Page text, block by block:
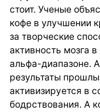
стоит. Ученые
кофе в улучшении
за творческие
активность мозга
альфа-диапазоне.
результаты
активизируется в
бодрствования. А